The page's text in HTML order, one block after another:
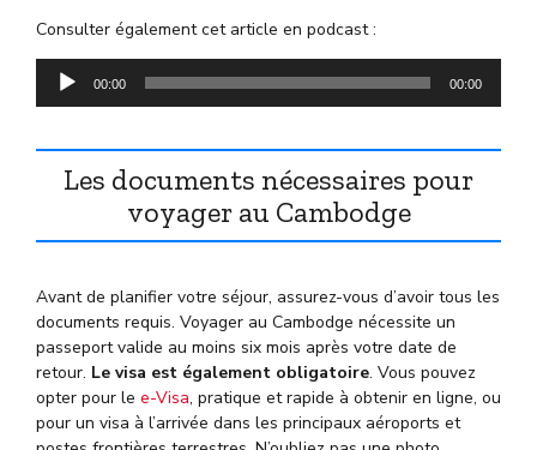
Consulter également cet article en podcast :
Lecteur
audio
00:00 00:00
Les documents nécessaires pour
voyager au Cambodge
Avant de planifier votre séjour, assurez-vous d’avoir tous les
documents requis. Voyager au Cambodge nécessite un
passeport valide au moins six mois après votre date de
retour. Le visa est également obligatoire. Vous pouvez
opter pour le e-Visa, pratique et rapide à obtenir en ligne, ou
pour un visa à l’arrivée dans les principaux aéroports et